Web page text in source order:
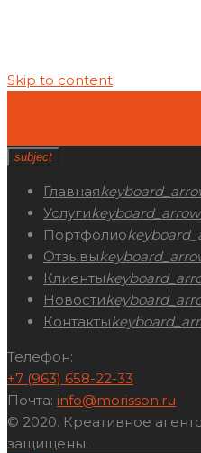
Skip to content
subject
Главная
Услуги
Портфолио
Отзывы
Клиенты
Новости
Контакты
Телефон:
+7 (963) 658-22-33
Почта: info@morisson.ru
© 2020. Креативное
защищены.